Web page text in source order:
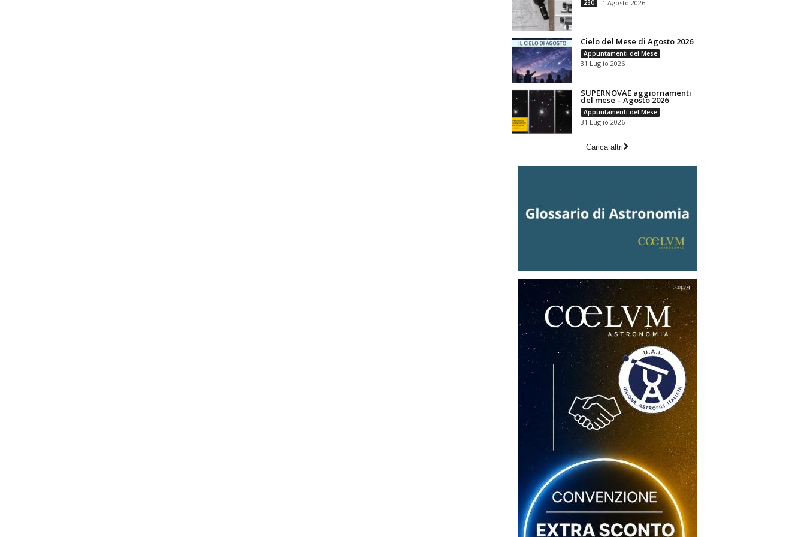
280 1 Agosto 2026
Cielo del Mese di Agosto 2026
Appuntamenti del Mese
31 Luglio 2026
SUPERNOVAE aggiornamenti
del mese – Agosto 2026
Appuntamenti del Mese
31 Luglio 2026
Carica altri